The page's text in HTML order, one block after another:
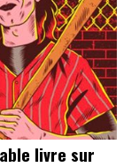
livre sur